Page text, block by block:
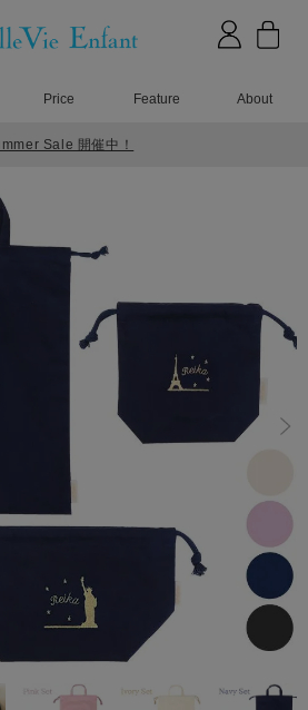
Price Feature About
Sale 開催中！
巾着バッグ レーヴ３点セット